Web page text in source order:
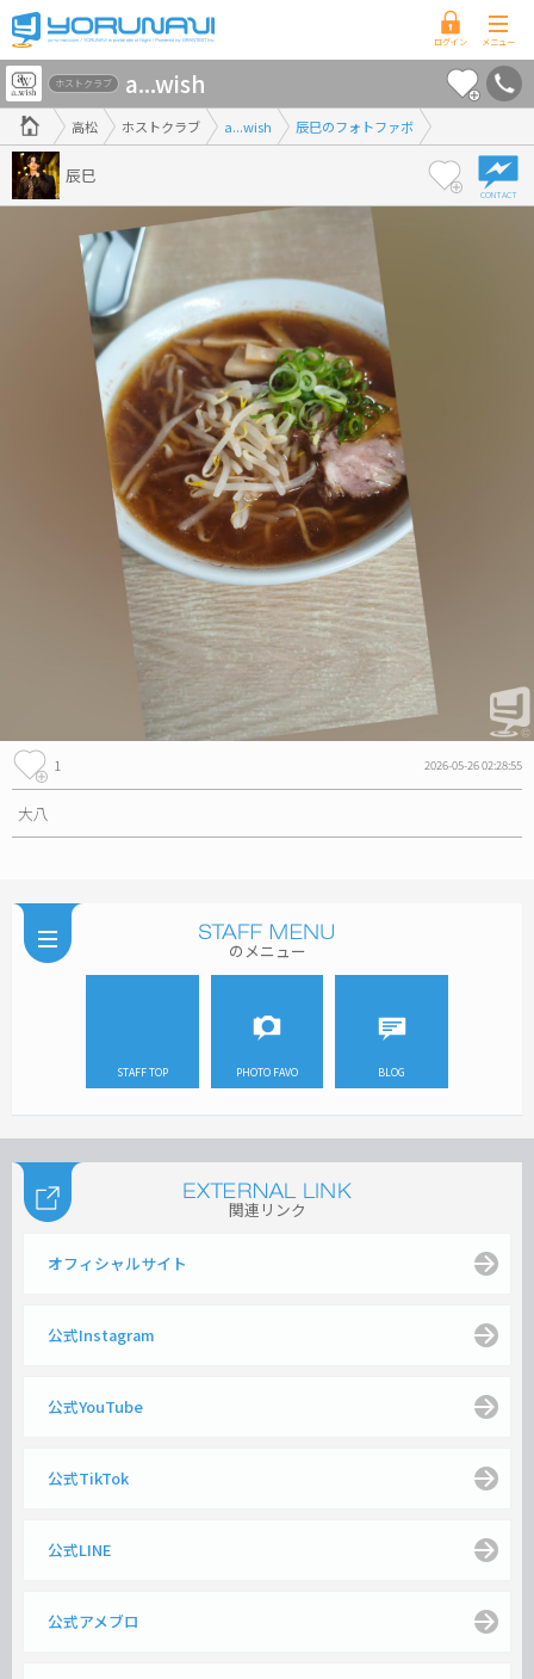
香
川
県
版
高松 ホストクラブ a...wish 辰巳のフォトファボ
ホストクラブ a...wish
辰巳
1 2026-05-26 02:28:55
大八
のメニュー
STAFF TOP PHOTO FAVO BLOG
関連リンク
オフィシャルサイト
公式Instagram
公式YouTube
公式TikTok
公式LINE
公式アメブロ